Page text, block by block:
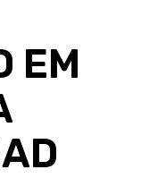
EM